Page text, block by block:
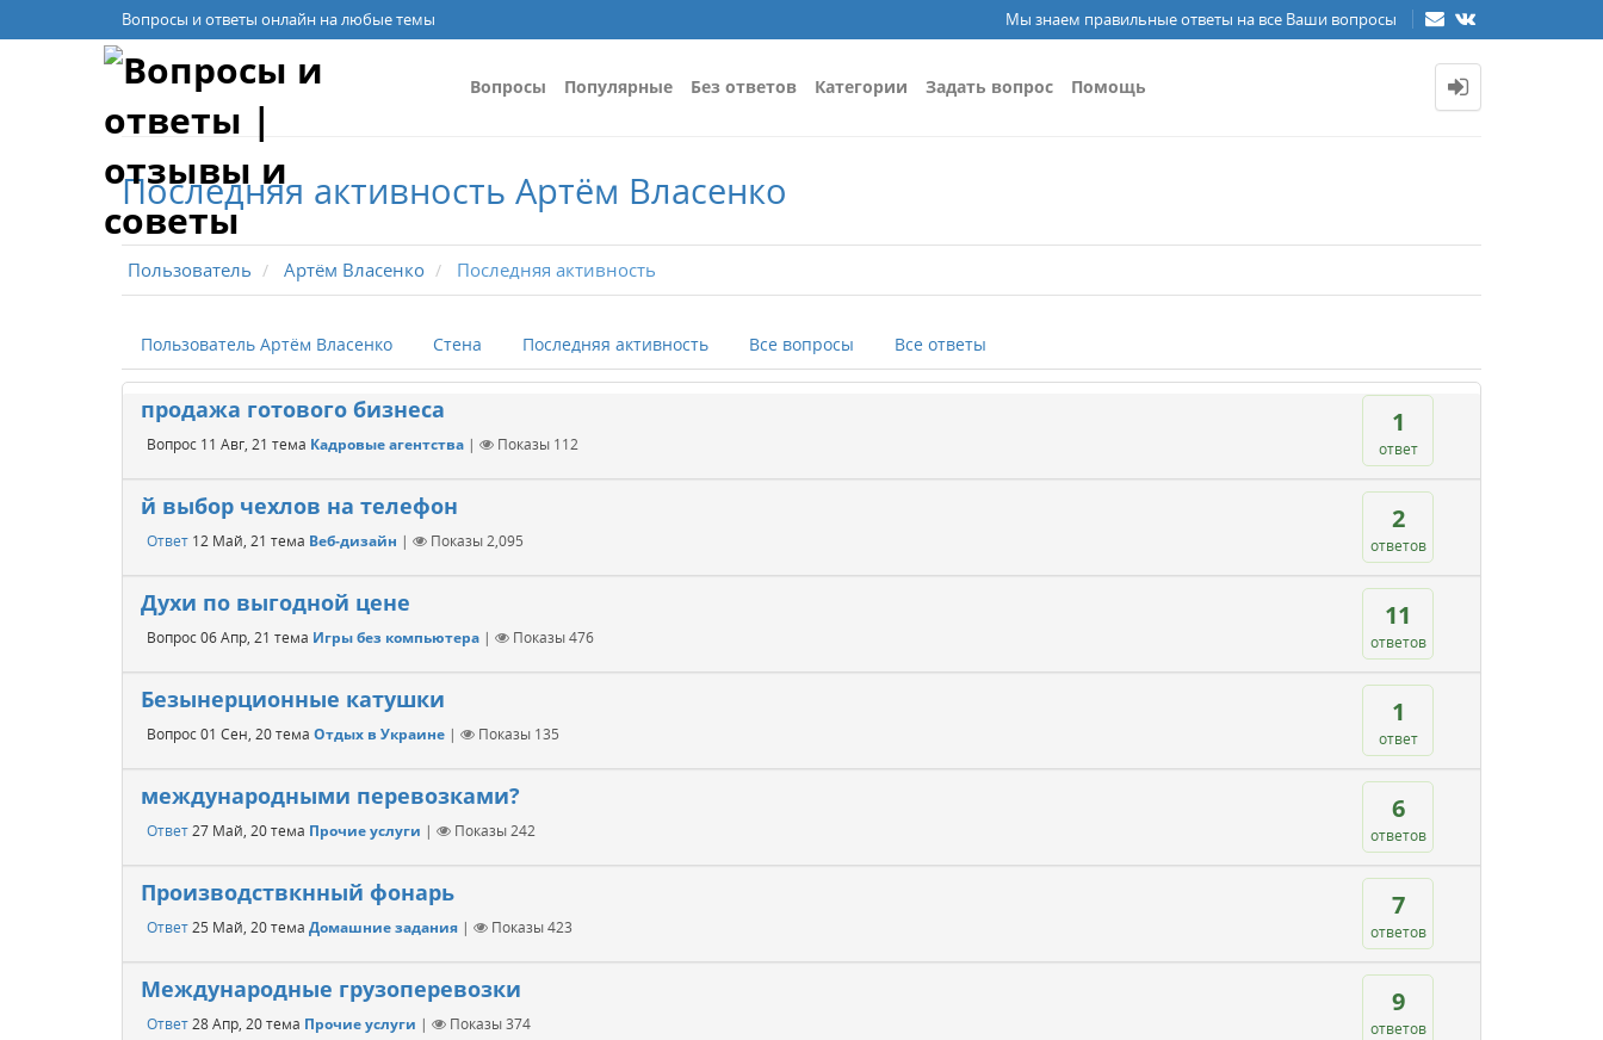
Вопросы и ответы онлайн на любые темы Мы знаем правильные ответы на все Ваши вопросы
Вопросы Популярные Без ответов Категории Задать вопрос Помощь
Последняя активность Артём Власенко
Пользователь Артём Власенко Последняя активность
Пользователь Артём Власенко Стена Последняя активность Все вопросы Все ответы
1
ответ
продажа готового бизнеса
Вопрос 11 Авг, 21 тема Кадровые агентства | Показы 112
2
ответов
й выбор чехлов на телефон
Ответ 12 Май, 21 тема Веб-дизайн | Показы2,095
11
ответов
Духи по выгодной цене
Вопрос06 Апр, 21 тема Игры без компьютера | Показы476
1
ответ
Безынерционные катушки
Вопрос01 Сен, 20тема Отдых в Украине | Показы 135
6
ответов
международными перевозками?
Ответ27 Май, 20тема Прочие услуги | Показы242
7
ответов
Производствкнный фонарь
Ответ25 Май, 20тема Домашние задания | Показы423
9
ответов
Международные грузоперевозки
Ответ28 Апр, 20тема Прочие услуги | Показы374